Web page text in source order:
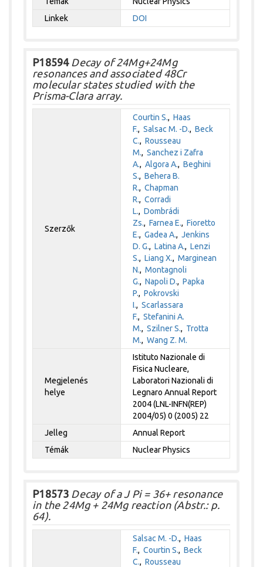
Linkek
DOI
P18594Decay of 24Mg+24Mg
resonances and associated 48Cr
molecular states studied with the
Prisma-Clara array.
Szerzők
Courtin S.,Haas
F.,Salsac M. -D.,Beck
C.,Rousseau
M.,Sanchez i Zafra
A.,Algora A.,Beghini
S.,Behera B.
R.,Chapman
R.,Corradi
L.,Dombrádi
Zs.,Farnea E.,Fioretto
E.,Gadea A.,Jenkins
D. G.,Latina A.,Lenzi
S.,Liang X.,Marginean
N.,Montagnoli
G.,Napoli D.,Papka
P.,Pokrovski
I.,Scarlassara
F.,Stefanini A.
M.,Szilner S., Trotta
M.,Wang Z. M.
Megjelenés
helye
Istituto Nazionale di
Fisica Nucleare,
Laboratori Nazionali di
Legnaro Annual Report
2004 (LNL-INFN(REP)
2004/05) 0 (2005) 22
Jelleg
Annual Report
Témák
Nuclear Physics
P18573 Decay of a J Pi = 36+ resonance
in the 24Mg + 24Mg reaction (Abstr.: p.
64).
Salsac M. -D.,Haas
F.,Courtin S.,Beck
C.,Rousseau